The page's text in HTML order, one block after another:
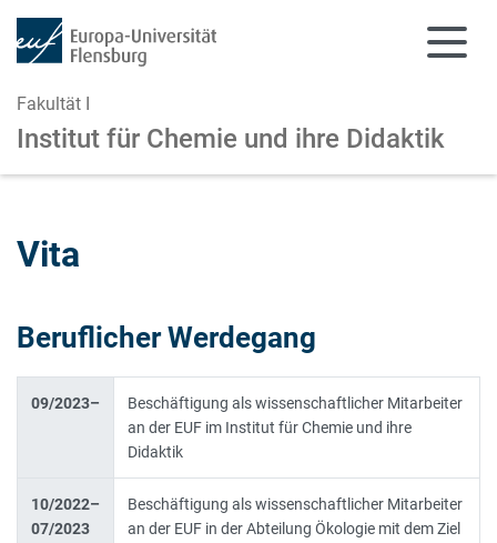
Fakultät I
Institut für Chemie und ihre Didaktik
Vita
Beruflicher Werdegang
09/2023–
Beschäftigung als wissenschaftlicher Mitarbeiter
an der EUF im Institut für Chemie und ihre
Didaktik
10/2022–
07/2023
Beschäftigung als wissenschaftlicher Mitarbeiter
an der EUF in der Abteilung Ökologie mit dem Ziel